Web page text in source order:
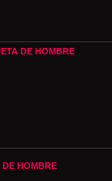
DE HOMBRE